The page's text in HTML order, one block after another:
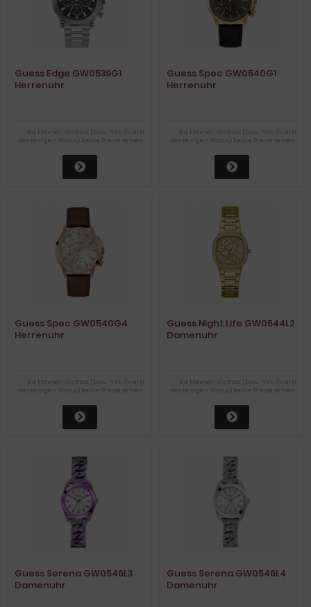
Guess Edge GW0539G1
Herrenuhr
Sie können als Gast (bzw. mit Ihrem
derzeitigen Status) keine Preise sehen.
Guess Spec GW0540G1
Herrenuhr
Sie können als Gast (bzw. mit Ihrem
derzeitigen Status) keine Preise sehen.
Guess Spec GW0540G4
Herrenuhr
Sie können als Gast (bzw. mit Ihrem
derzeitigen Status) keine Preise sehen.
Guess Night Life GW0544L2
Damenuhr
Sie können als Gast (bzw. mit Ihrem
derzeitigen Status) keine Preise sehen.
Guess Serena GW0546L3
Damenuhr
Guess Serena GW0546L4
Damenuhr